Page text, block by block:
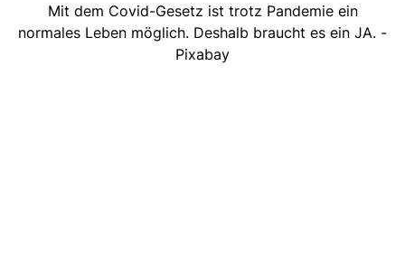
Mit dem Covid-Gesetz ist trotz Pandemie ein
normales Leben möglich. Deshalb braucht es ein JA. -
Pixabay